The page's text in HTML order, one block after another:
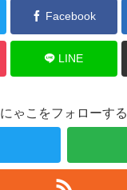
Facebook
LINE
にゃこをフォローする